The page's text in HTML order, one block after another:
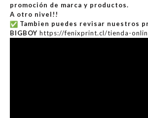
promoción de marca y productos.
A otro nivel!!
Tambien puedes revisar nuestros
BIGBOY https://fenixprint.cl/tienda-